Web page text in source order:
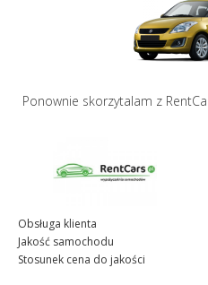
Ponownie skorzytalam z
Obsługa klienta
Jakość samochodu
Stosunek cena do jakości